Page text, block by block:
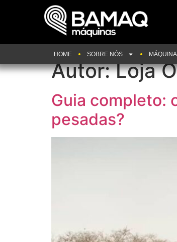
HOME SOBRE NÓS
Autor:Loja
Guia completo:
pesadas?